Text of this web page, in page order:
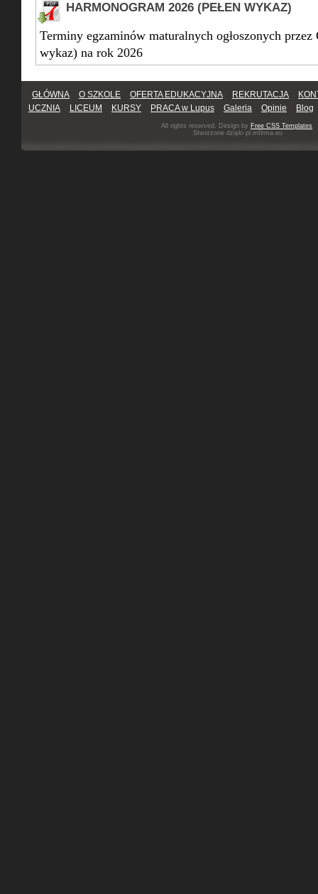
HARMONOGRAM 2026 (PEŁEN WYKAZ)
Terminy egzaminów maturalnych ogłoszonych
wykaz) na rok 2026
GŁÓWNA O SZKOLE OFERTA EDUKACYJNA REKRUTACJA
UCZNIA
LICEUM KURSY PRACA w Lupus Galeria Opinie Blog
All rights reserved. Design by Free CSS Templates .
Stworzone dzięki pl.mfirma.eu